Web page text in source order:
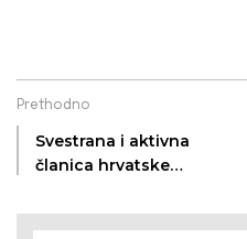
Prethodno
Svestrana i aktivna
članica hrvatske
Šimić, intervju